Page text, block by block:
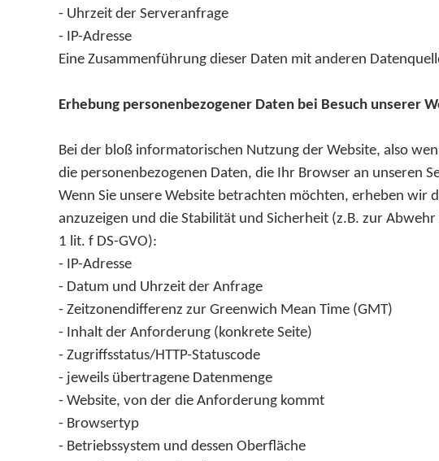
- Uhrzeit der Serveranfrage
- IP-Adresse
Eine Zusammenführung dieser Daten mit anderen
Erhebung personenbezogener Daten bei Besuch unserer
Bei der bloß informatorischen Nutzung der Website, also
die personenbezogenen Daten, die Ihr Browser an unseren
Wenn Sie unsere Website betrachten möchten, erheben
anzuzeigen und die Stabilität und Sicherheit (z.B. zur
1 lit. f DS-GVO):
- IP-Adresse
- Datum und Uhrzeit der Anfrage
- Zeitzonendifferenz zur Greenwich Mean Time (GMT)
- Inhalt der Anforderung (konkrete Seite)
- Zugriffsstatus/HTTP-Statuscode
- jeweils übertragene Datenmenge
- Website, von der die Anforderung kommt
- Browsertyp
- Betriebssystem und dessen Oberfläche